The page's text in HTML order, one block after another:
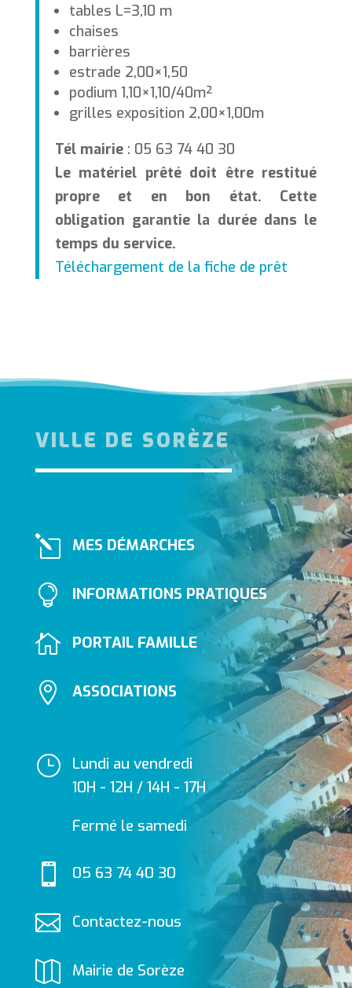
tables L=3,10 m
chaises
barrières
estrade 2,00×1,50
podium 1,10×1,10/40m²
grilles exposition 2,00×1,00m
Tél mairie: 05 63 74 40 30
Le matériel prêté doit être restitué
propre et en bon état. Cette
obligation garantie la durée dans le
temps du service.
Téléchargement de la fiche de prêt
VILLE DE SORÈZE
l MES DÉMARCHES
 INFORMATIONS PRATIQUES
 PORTAIL FAMILLE
 ASSOCIATIONS
}
Lundi au vendredi
10H - 12H / 14H - 17H
Fermé le samedi
 05 63 74 40 30
 Contactez-nous

Mairie de Sorèze